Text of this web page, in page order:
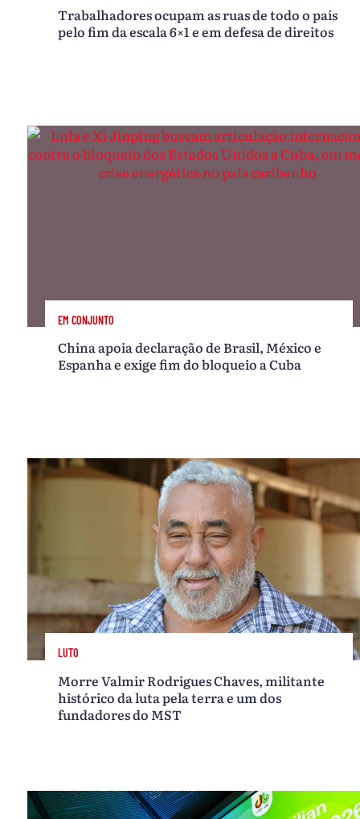
Trabalhadores ocupam as ruas de todo o país
pelo fim da escala 6×1 e em defesa de direitos
EM CONJUNTO
China apoia declaração de Brasil, México e
Espanha e exige fim do bloqueio a Cuba
LUTO
Morre Valmir Rodrigues Chaves, militante
histórico da luta pela terra e um dos
fundadores do MST